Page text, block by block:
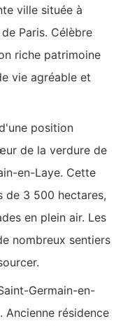
ville située à
Paris. Célèbre
riche patrimoine
vie agréable et
position
de la verdure de
en-Laye. Cette
de 3 500 hectares,
en plein air. Les
nombreux sentiers
Germain-en-
Ancienne résidence